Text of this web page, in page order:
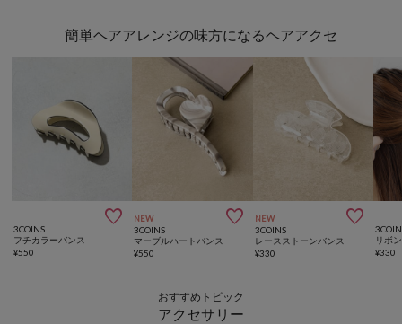
簡単ヘアアレンジの味方になるヘアアクセ

3COINS
フチカラーバンス
¥550
NEW 
3COINS
マーブルハートバンス
¥550
NEW 
3COINS
レースストーンバンス
¥330
リボ
¥330
おすすめトピック
アクセサリー